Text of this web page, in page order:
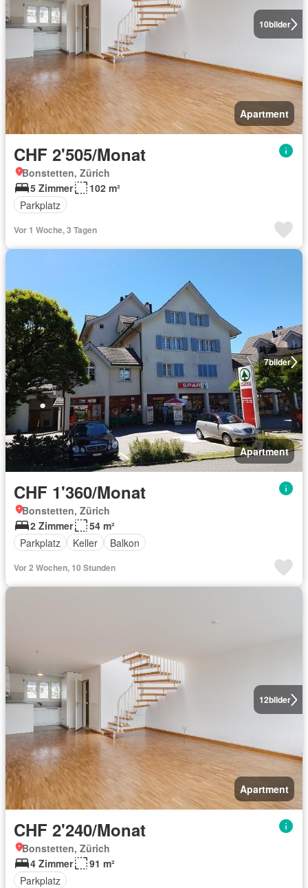
10bilder
Apartment
CHF 2'505/Monat
Bonstetten, Zürich
5 Zimmer
102 m²
Parkplatz
Vor 1 Woche, 3 Tagen
7bilder
Apartment
CHF 1'360/Monat
Bonstetten, Zürich
2 Zimmer
54 m²
Parkplatz
Keller Balkon
Vor 2 Wochen, 10 Stunden
12bilder
Apartment
CHF 2'240/Monat
Bonstetten, Zürich
4 Zimmer
91 m²
Parkplatz